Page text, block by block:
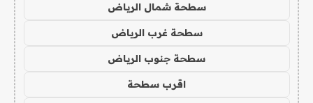
سطحة شمال الرياض
سطحة غرب الرياض
سطحة جنوب الرياض
اقرب سطحة